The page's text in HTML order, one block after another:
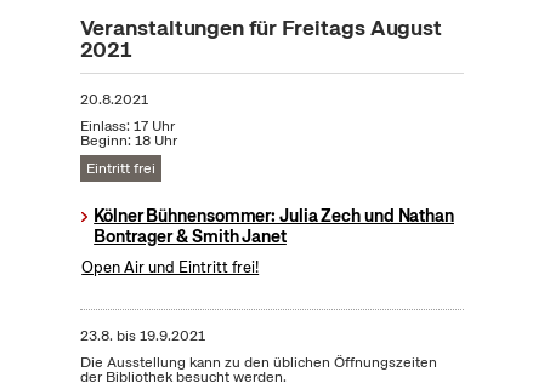
Veranstaltungen für Freitags August
2021
20.8.2021
Einlass: 17 Uhr
Beginn: 18 Uhr
Eintritt frei
Kölner Bühnensommer: Julia Zech und Nathan
Bontrager & Smith Janet
Open Air und Eintritt frei!
23.8. bis19.9.2021
Die Ausstellung kann zu den üblichen Öffnungszeiten
der Bibliothek besucht werden.